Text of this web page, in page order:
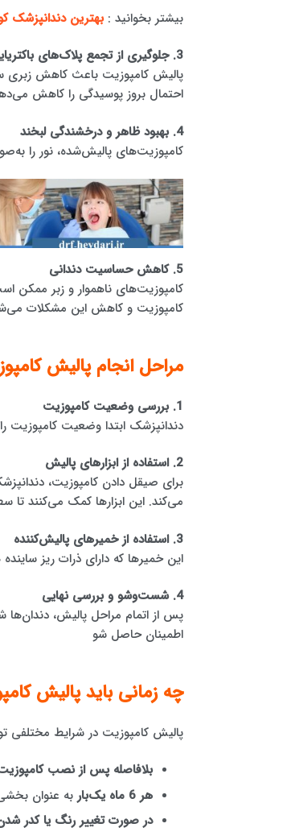
بیشتر بخوانید : بهترین دندانپزشک
3. جلوگیری از تجمع پلاک‌های باکتریایی
پالیش کامپوزیت باعث کاهش زبری
احتمال بروز پوسیدگی را کاهش
4. بهبود ظاهر و درخشندگی لبخند
کامپوزیت‌های پالیش‌شده، نور را
5. کاهش حساسیت دندانی
کامپوزیت‌های ناهموار و زبر
کامپوزیت و کاهش این مشکلات
مراحل انجام پالیش
1. بررسی وضعیت کامپوزیت
دندانپزشک ابتدا وضعیت
2. استفاده از ابزارهای پالیش
برای صیقل دادن کامپوزیت،
می‌کند. این ابزارها کمک می‌کنند تا
3. استفاده از خمیرهای پالیش‌کننده
این خمیرها که دارای ذرات ریز
4. شست‌وشو و بررسی نهایی
پس از اتمام مراحل پالیش،
اطمینان حاصل شو
چه زمانی باید پالیش
پالیش کامپوزیت در شرایط مختلفی
بلافاصله پس از نصب
هر 6 ماه یک‌بار
به عنوان
در صورت تغییر رنگ یا کدر